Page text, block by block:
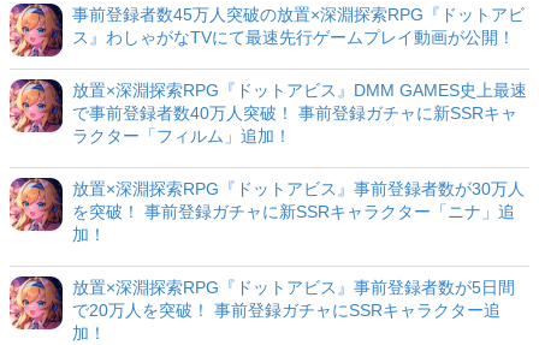
事前登録者数45万人突破の放置×深淵探索RPG『ドットアビ
ス』わしゃがなTVにて最速先行ゲームプレイ動画が公開！
放置×深淵探索RPG『ドットアビス』DMM GAMES史上最速
で事前登録者数40万人突破！ 事前登録ガチャに新SSRキャ
ラクター「フィルム」追加！
放置×深淵探索RPG『ドットアビス』事前登録者数が30万人
を突破！ 事前登録ガチャに新SSRキャラクター「ニナ」追
加！
放置×深淵探索RPG『ドットアビス』事前登録者数が5日間
で20万人を突破！ 事前登録ガチャにSSRキャラクター追
加！